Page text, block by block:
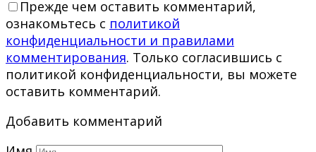
Прежде чем оставить комментарий,
ознакомьтесь с политикой
конфиденциальности и правилами
комментирования. Только согласившись с
политикой конфиденциальности, вы можете
оставить комментарий.
Добавить комментарий